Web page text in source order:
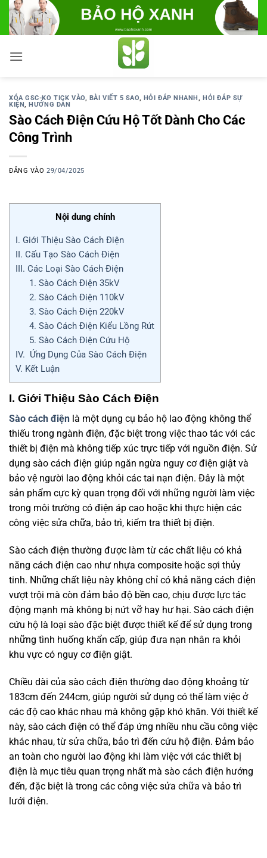
Bỏ
qua
nội
dung
XÓA GSC-KO TICK VÀO, BÀI VIẾT 5 SAO, HỎI ĐÁP NHANH, HỎI ĐÁP SỰ
KIỆN, HƯỚNG DẪN
Sào Cách Điện Cứu Hộ Tốt Dành Cho Các
Công Trình
ĐĂNG VÀO29/04/2025
Nội dung chính
I. Giới Thiệu Sào Cách Điện
II. Cấu Tạo Sào Cách Điện
III. Các Loại Sào Cách Điện
1. Sào Cách Điện 35kV
2. Sào Cách Điện 110kV
3. Sào Cách Điện 220kV
4. Sào Cách Điện Kiểu Lồng Rút
5. Sào Cách Điện Cứu Hộ
IV. Ứng Dụng Của Sào Cách Điện
V. Kết Luận
I. Giới Thiệu Sào Cách Điện
Sào cách điện là một dụng cụ bảo hộ lao động không thể
thiếu trong ngành điện, đặc biệt trong việc thao tác với các
thiết bị điện mà không tiếp xúc trực tiếp với nguồn điện. Sử
dụng sào cách điện giúp ngăn ngừa nguy cơ điện giật và
bảo vệ người lao động khỏi các tai nạn điện. Đây là một
sản phẩm cực kỳ quan trọng đối với những người làm việc
trong môi trường có điện áp cao hoặc khi thực hiện các
công việc sửa chữa, bảo trì, kiểm tra thiết bị điện.
Sào cách điện thường được làm từ các chất liệu có khả
năng cách điện cao như nhựa composite hoặc sợi thủy
tinh. Những chất liệu này không chỉ có khả năng cách điện
vượt trội mà còn đảm bảo độ bền cao, chịu được lực tác
động mạnh mà không bị nứt vỡ hay hư hại. Sào cách điện
cứu hộ là loại sào đặc biệt được thiết kế để sử dụng trong
những tình huống khẩn cấp, giúp đưa nạn nhân ra khỏi
khu vực có nguy cơ điện giật.
Chiều dài của sào cách điện thường dao động khoảng từ
183cm đến 244cm, giúp người sử dụng có thể làm việc ở
các độ cao khác nhau mà không gặp khó khăn. Với thiết kế
này, sào cách điện có thể đáp ứng nhiều nhu cầu công việc
khác nhau, từ sửa chữa, bảo trì đến cứu hộ điện. Đảm bảo
an toàn cho người lao động khi làm việc với các thiết bị
điện là mục tiêu quan trọng nhất mà sào cách điện hướng
đến, đặc biệt là trong các công việc sửa chữa và bảo trì
lưới điện.